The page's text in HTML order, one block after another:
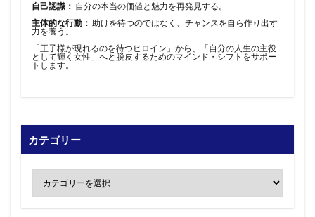
自己認識： 自分の本当の価値と魅力を再発見する。
主体的な行動： 助けを待つのではなく、チャンスを自ら作り出す
力を養う。
「王子様が現れるのを待つヒロイン」から、「自分の人生の主役
として輝く女性」へと脱皮するためのマインド・シフトをサポー
トします。
カテゴリー